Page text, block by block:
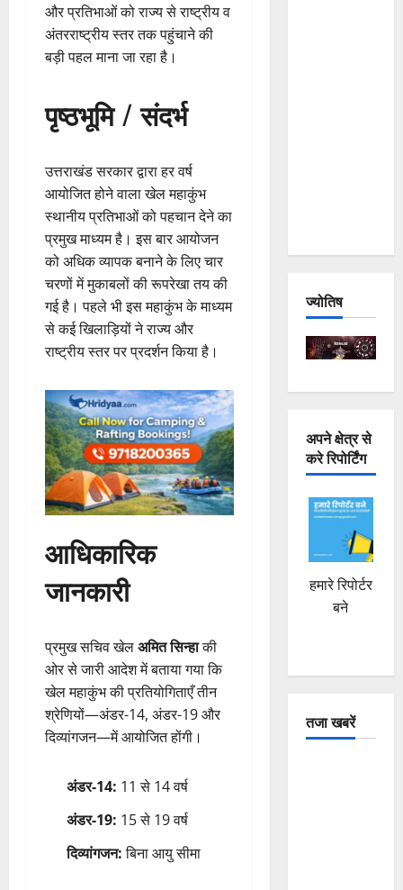
और प्रतिभाओं को राज्य से राष्ट्रीय व
अंतरराष्ट्रीय स्तर तक पहुंचाने की
बड़ी पहल माना जा रहा है।
पृष्ठभूमि / संदर्भ
उत्तराखंड सरकार द्वारा हर वर्ष
आयोजित होने वाला खेल महाकुंभ
स्थानीय प्रतिभाओं को पहचान देने का
प्रमुख माध्यम है। इस बार आयोजन
को अधिक व्यापक बनाने के लिए चार
चरणों में मुकाबलों की रूपरेखा तय की
गई है। पहले भी इस महाकुंभ के माध्यम
से कई खिलाड़ियों ने राज्य और
राष्ट्रीय स्तर पर प्रदर्शन किया है।
आधिकारिक
जानकारी
प्रमुख सचिव खेलअमित सिन्हाकी
ओर से जारी आदेश में बताया गया कि
खेल महाकुंभ की प्रतियोगिताएँ तीन
श्रेणियों—अंडर-14, अंडर-19 और
दिव्यांगजन—में आयोजित होंगी।
अंडर-14: 11 से 14 वर्ष
अंडर-19: 15 से 19 वर्ष
दिव्यांगजन:बिना आयु सीमा
ज्योतिष
अपने क्षेत्र से
करे रिपोर्टिंग
हमारे रिपोर्टर
बने
तजा खबरें